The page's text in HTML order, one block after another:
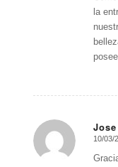
la
Dice:
10/03/